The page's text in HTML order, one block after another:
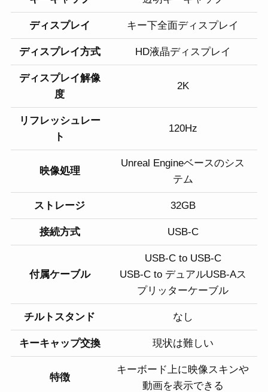
ディスプレイ キー下全面ディスプレイ
ディスプレイ方式 HD液晶ディスプレイ
ディスプレイ解像
度
2K
リフレッシュレー
ト
120Hz
映像処理
Unreal Engineベースのシス
テム
ストレージ 32GB
接続方式 USB-C
付属ケーブル
USB-C to USB-C
USB-C to デュアルUSB-Aス
プリッターケーブル
チルトスタンド なし
キーキャップ交換 現状は難しい
特徴
キーボード上に映像スキンや
動画を表示できる